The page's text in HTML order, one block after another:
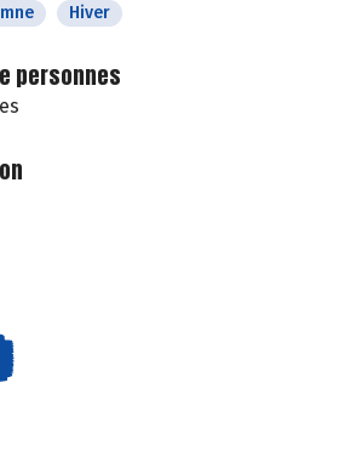
Hiver
personnes